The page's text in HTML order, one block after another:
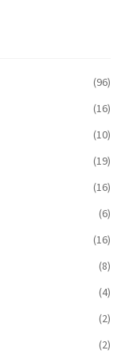
(96)
(16)
(10)
(19)
(16)
(6)
(16)
(8)
(4)
(2)
(2)